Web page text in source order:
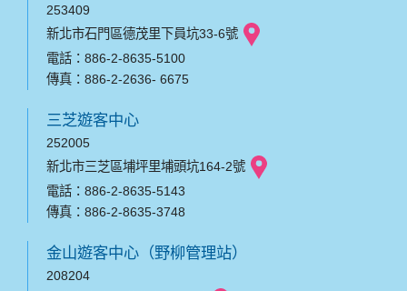
253409
新北市石門區德茂里下員坑33-6號
電話：886-2-8635-5100
傳真：886-2-2636- 6675
三芝遊客中心
252005
新北市三芝區埔坪里埔頭坑164-2號
電話：886-2-8635-5143
傳真：886-2-8635-3748
金山遊客中心（野柳管理站）
208204